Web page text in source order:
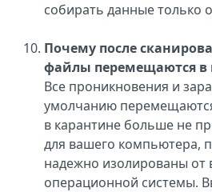
собирать данные только
Почему после
файлы перемещаются в
Все проникновения и
умолчанию
в карантине больше не
для вашего компьютера,
надежно изолированы от
операционной системы.